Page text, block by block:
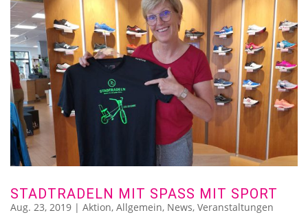
STADTRADELN MIT SPASS MIT SPORT
Aug. 23, 2019 | Aktion, Allgemein, News, Veranstaltungen